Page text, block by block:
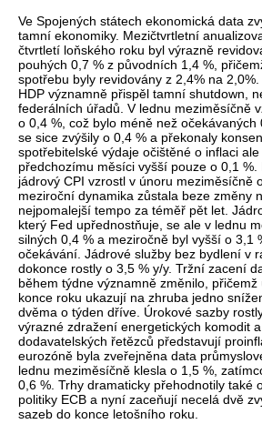
Ve Spojených státech ekonomická data
tamní ekonomiky. Mezičtvrtletní
čtvrtletí loňského roku byl výrazně
pouhých 0,7 % z původních 1,4 %,
spotřebu byly revidovány z 2,4% na
HDP významně přispěl tamní shutdown,
federálních úřadů. V lednu meziměsíčně
o 0,4 %, což bylo méně než očekávaných
se sice zvýšily o 0,4 % a překonaly
spotřebitelské výdaje očištěné o inflaci
předchozímu měsíci vyšší pouze o 0,1 %.
jádrový CPI vzrostl v únoru meziměsíčně
meziroční dynamika zůstala beze změny
nejpomalejší tempo za téměř pět let.
který Fed upřednostňuje, se ale v lednu
silných 0,4 % a meziročně byl vyšší o 3,1
očekávání. Jádrové služby bez bydlení v
dokonce rostly o 3,5 % y/y. Tržní zacení
během týdne významně změnilo,
konce roku ukazují na zhruba jedno
dvěma o týden dříve. Úrokové sazby
výrazné zdražení energetických komodit
dodavatelských řetězců představují
eurozóně byla zveřejněna data
lednu meziměsíčně klesla o 1,5 %,
0,6 %. Trhy dramaticky přehodnotily také
politiky ECB a nyní zaceňují necelá dvě
sazeb do konce letošního roku.